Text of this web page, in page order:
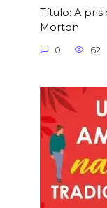
Título: A
Morton
0 62